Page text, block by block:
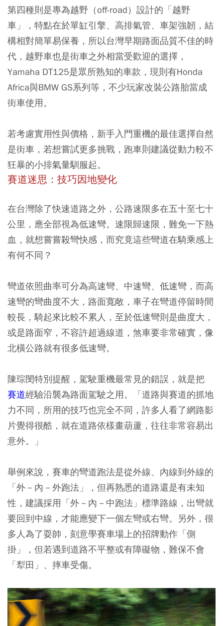
第四種則是專為越野（off-road）設計的「越野
車」，特點在於單缸引擎、高排氣管、車架強韌，結
構相對簡單易保養，所以台灣早期路面品質不佳的時
代，越野車也是街車之外相當受歡迎的選擇，
Yamaha DT125是眾所熟知的車款，現則有Honda
Africa與BMW GS系列等，不少玩家改裝公路胎當成
街車使用。
若考慮實用性與價格，新手入門重機的最佳選擇自然
是街車，若想嘗試更多挑戰，跑車則建議從動力較不
狂暴的小排氣量馴服起。
賽道迷思：技巧因地變化
在台灣除了快速道路之外，公路速限多在五十至七十
公里，應全部視為低速彎。速限歸速限，難免一下熱
血，就想嘗嘗殺彎快感，而究竟這些彎道在騎乘感上
有何不同？
彎道依照曲率可分為高速彎、中速彎、低速彎，而高
速彎的彎曲度不大，路面寬敞，車子在彎道停留時間
較長，騎起來比較不累人，至於低速彎則是曲度大，
或是路面窄，不容許超過線道，煞車要非常確實，像
北橫公路就有很多低速彎。
陳琮閔特別提醒，駕駛重機最常見的錯誤，就是把
賽道經驗沿襲為路面駕駛之用。「道路與賽道的抓地
力不同，所用的技巧也完全不同，許多人看了網路影
片覺得很酷，就在道路依樣畫葫蘆，往往非常容易出
意外。」
舉例來說，賽車的彎道跑法是從外線、內線到外線的
「外－內－外跑法」，但再熟悉的道路還是有未知
性，建議採用「外－內－中跑法」標準路線，出彎就
要回到中線，才能應變下一個左彎或右彎。另外，很
多人為了耍帥，刻意學賽車場上的招牌動作「側
掛」，但若遇到道路不平整或有障礙物，難保不會
「犁田」、摔車受傷。